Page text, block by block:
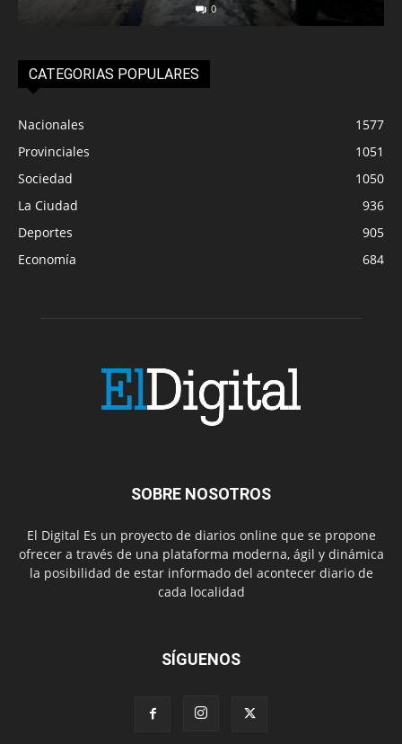
0
CATEGORIAS POPULARES
Nacionales
1577
Provinciales
1051
Sociedad
1050
La Ciudad
936
Deportes
905
Economía
684
SOBRE NOSOTROS
El Digital Es un proyecto de diarios online que se propone
ofrecer a través de una plataforma moderna, ágil y dinámica
la posibilidad de estar informado del acontecer diario de
cada localidad
SÍGUENOS